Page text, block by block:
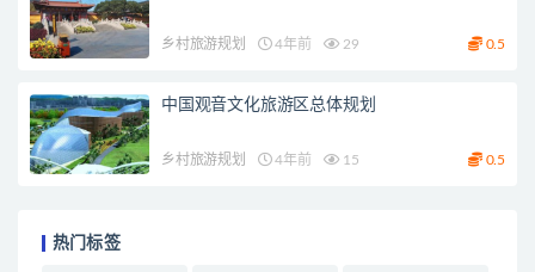
乡村旅游规划 4年前 29 0.5
中国观音文化旅游区总体规划
乡村旅游规划 4年前 15 0.5
热门标签